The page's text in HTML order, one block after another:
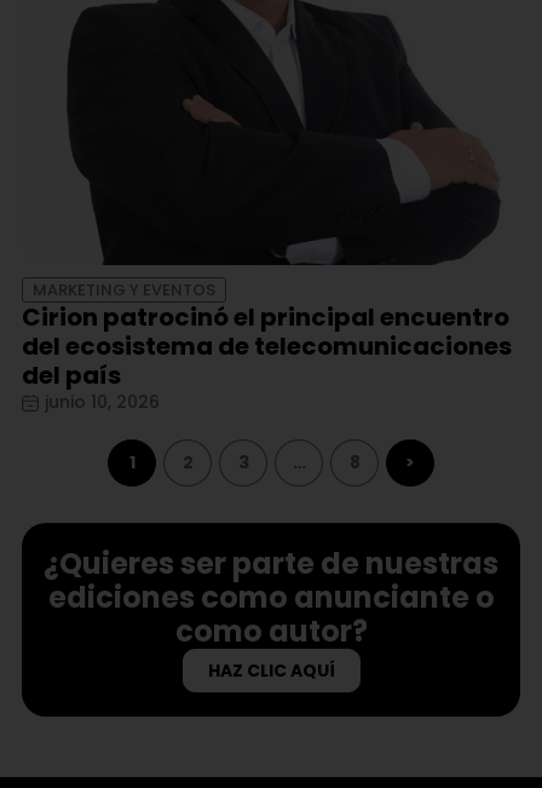
MARKETING Y EVENTOS
Cirion patrocinó el principal encuentro
del ecosistema de telecomunicaciones
del país
junio 10, 2026
1 2 3 … 8 >
¿Quieres ser parte de nuestras
ediciones como anunciante o
como autor?
HAZ CLIC AQUÍ